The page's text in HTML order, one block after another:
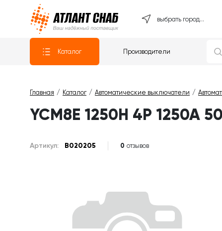
Атлантснаб
выбрать город...
Каталог Производители
Главная Каталог Автоматические выключатели
YCM8E 1250H 4P 1250A
Артикул: B020205